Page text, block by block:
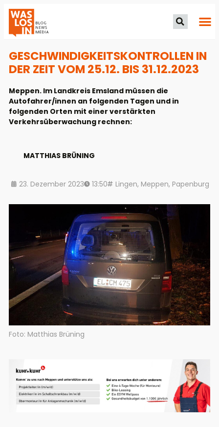
GESCHWINDIGKEITSKONTROLLEN IN
DER ZEIT VOM 25.12. BIS 31.12.2023
Meppen. Im Landkreis Emsland müssen die
Autofahrer/innen an folgenden Tagen und in
folgenden Orten mit einer verstärkten
Verkehrsüberwachung rechnen:
MATTHIAS BRÜNING
23. Dezember 2023 13:50 Lingen, Meppen, Papenburg
Foto: Matthias Brüning